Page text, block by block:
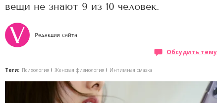
вещи не знают 9 из 10 человек.
Редакция сайта
Обсудить тему
Теги: Психология Женская физиология Интимная смазка